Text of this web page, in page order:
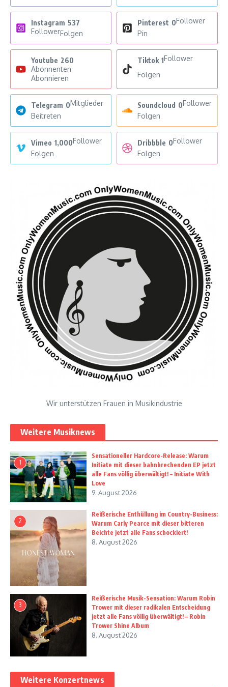
Instagram 537
FollowerFolgen
Pinterest 0Follower
Pin
Youtube 260
Abonnenten
Abonnieren
Tiktok 1Follower
Folgen
Telegram 0Mitglieder
Beitreten
Soundcloud 0Follower
Folgen
Vimeo 1,000Follower
Folgen
Dribbble 0Follower
Folgen
Wir unterstützen Frauen in Musikindustrie
Weitere Musiknews
1
Sensationeller Hardcore-Release: Warum
Initiate mit dieser bahnbrechenden EP jetzt
alle Fans völlig überwältigt! – Initiate With
Love
9. August 2026
2
Reißerische Enthüllung im Country-Business:
Warum Carly Pearce mit dieser bitteren
Beichte jetzt alle Fans schockiert!
8. August 2026
3
Reißerische Musik-Sensation: Warum Robin
Trower mit dieser radikalen Entscheidung
jetzt alle Fans völlig überwältigt! – Robin
Trower Shine Album
8. August 2026
Weitere Konzertnews